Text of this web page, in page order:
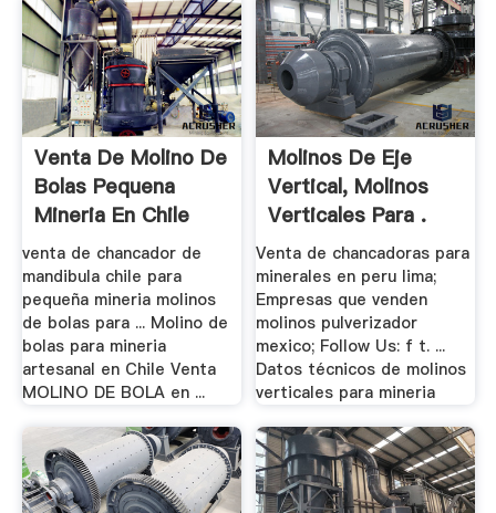
Venta De Molino De
Bolas Pequena
Mineria En Chile
venta de chancador de
mandibula chile para
pequeña mineria molinos
de bolas para ... Molino de
bolas para mineria
artesanal en Chile Venta
MOLINO DE BOLA en ...
Molinos De Eje
Vertical, Molinos
Verticales Para .
Venta de chancadoras para
minerales en peru lima;
Empresas que venden
molinos pulverizador
mexico; Follow Us: f t. ...
Datos técnicos de molinos
verticales para mineria